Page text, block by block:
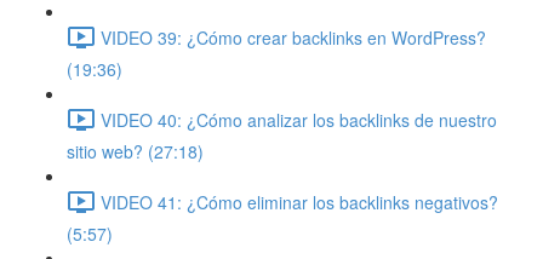
VIDEO 39: ¿Cómo crear backlinks en WordPress?
(19:36)
VIDEO 40: ¿Cómo analizar los backlinks de nuestro
sitio web? (27:18)
VIDEO 41: ¿Cómo eliminar los backlinks negativos?
(5:57)